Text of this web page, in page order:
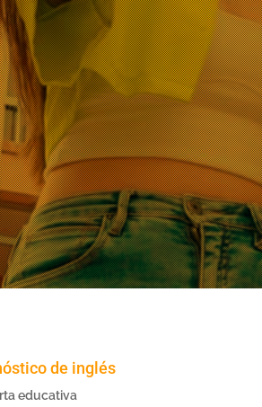
de inglés
educativa